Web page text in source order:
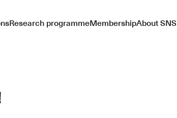
Research programmeMembershipAbout SNS